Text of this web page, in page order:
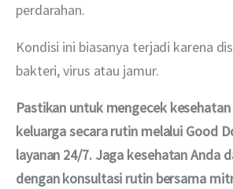
perdarahan.
Kondisi ini biasanya terjadi karena
bakteri, virus atau jamur.
Pastikan untuk mengecek
keluarga secara rutin melalui Good
layanan 24/7. Jaga kesehatan Anda
dengan konsultasi rutin bersama